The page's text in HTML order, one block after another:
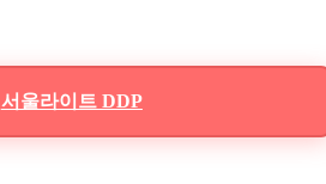
서울라이트 DDP